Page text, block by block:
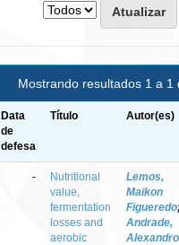
Mostrando resultados 1 a 1
Data
de
defesa
Título Autor(es)
-
Nutritional
value,
fermentation
losses and
aerobic
Lemos,
Maikon
Figueredo
Andrade,
Alexandro